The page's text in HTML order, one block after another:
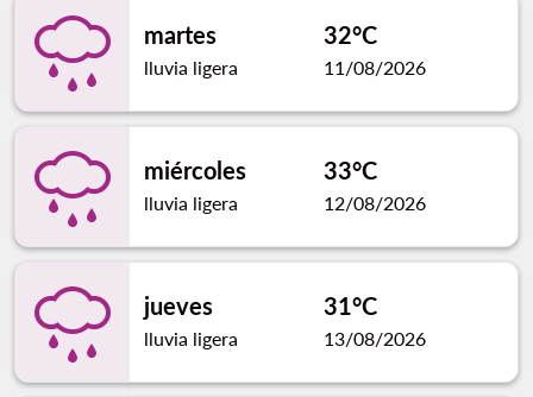
martes
lluvia ligera
32°C
11/08/2026
miércoles
lluvia ligera
33°C
12/08/2026
jueves
lluvia ligera
31°C
13/08/2026